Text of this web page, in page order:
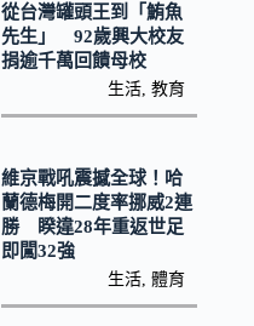
從台灣罐頭王到「鮪魚
先生」 92歲興大校友
捐逾千萬回饋母校
生活 ,教育
維京戰吼震撼全球！哈
蘭德梅開二度率挪威2連
勝 睽違28年重返世足
即闖32強
生活 ,體育